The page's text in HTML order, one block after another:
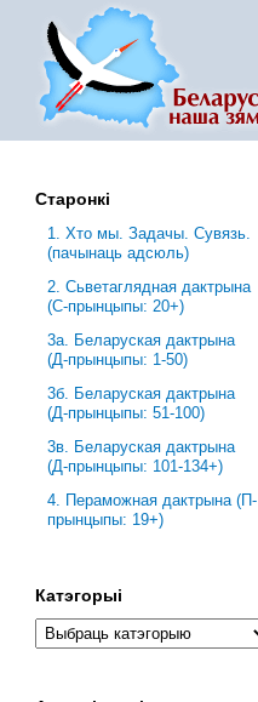
Старонкі
1. Хто мы. Задачы. Сувязь.
(пачынаць адсюль)
2. Сьветаглядная дактрына
(С-прынцыпы: 20+)
3a. Беларуская дактрына
(Д-прынцыпы: 1-50)
3б. Беларуская дактрына
(Д-прынцыпы: 51-100)
3в. Беларуская дактрына
(Д-прынцыпы: 101-134+)
4. Пераможная дактрына (П-
прынцыпы: 19+)
Катэгорыі